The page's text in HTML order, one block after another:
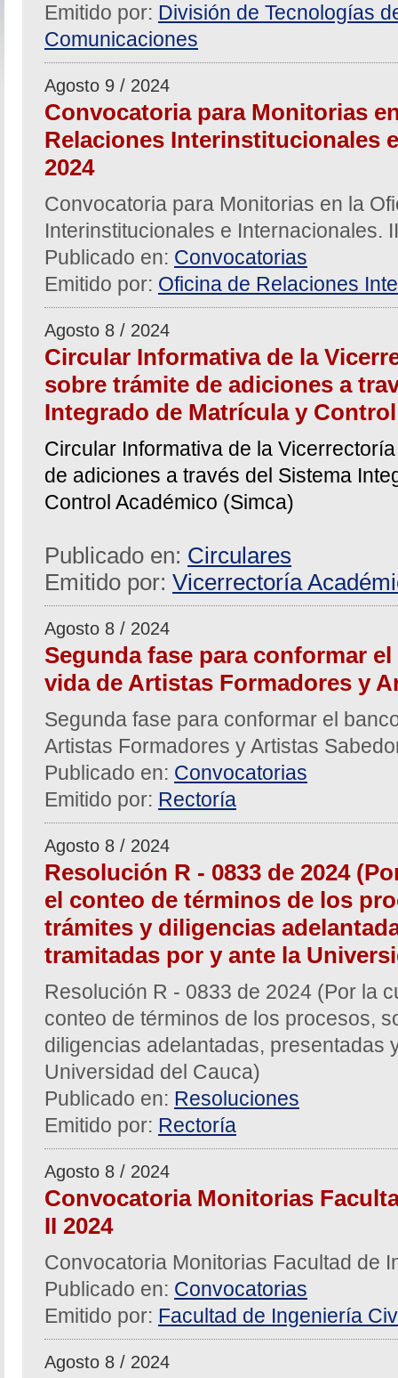
Emitido por: División de Tecnologías
Comunicaciones
Agosto 9 / 2024
Convocatoria para Monitorias
Relaciones Interinstitucionales
2024
Convocatoria para Monitorias en la
Interinstitucionales e Internacionales.
Publicado en: Convocatorias
Emitido por: Oficina de Relaciones
Agosto 8 / 2024
Circular Informativa de la
sobre trámite de adiciones a
Integrado de Matrícula y
Circular Informativa de la
de adiciones a través del Sistema
Control Académico (Simca)
Publicado en: Circulares
Emitido por: Vicerrectoría
Agosto 8 / 2024
Segunda fase para conformar
vida de Artistas Formadores y
Segunda fase para conformar el
Artistas Formadores y Artistas
Publicado en: Convocatorias
Emitido por: Rectoría
Agosto 8 / 2024
Resolución R - 0833 de 2024
el conteo de términos de los
trámites y diligencias
tramitadas por y ante la
Resolución R - 0833 de 2024 (Por la
conteo de términos de los procesos,
diligencias adelantadas, presentadas
Universidad del Cauca)
Publicado en: Resoluciones
Emitido por: Rectoría
Agosto 8 / 2024
Convocatoria Monitorias
II 2024
Convocatoria Monitorias Facultad de
Publicado en: Convocatorias
Emitido por: Facultad de Ingeniería
Agosto 8 / 2024